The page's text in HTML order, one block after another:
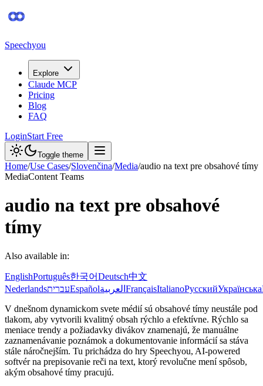
Speechyou
Explore
Claude MCP
Pricing
Blog
FAQ
LoginStart Free
Toggle theme
Home/Use Cases/Slovenčina/Media/audio na text pre obsahové tímy
MediaContent Teams
audio na text pre obsahové
tímy
Also available in:
EnglishPortuguês한국어Deutsch中文
NederlandsעבריתEspañolالعربية FrançaisItalianoРусскийУкраїнська
V dnešnom dynamickom svete médií sú obsahové tímy neustále pod
tlakom, aby vytvorili kvalitný obsah rýchlo a efektívne. Rýchlo sa
meniace trendy a požiadavky divákov znamenajú, že manuálne
zaznamenávanie poznámok a dokumentovanie informácií sa stáva
stále náročnejším. Tu prichádza do hry Speechyou, AI-powered
softvér na prepisovanie reči na text, ktorý revolučne mení spôsob,
akým obsahové tímy pracujú.